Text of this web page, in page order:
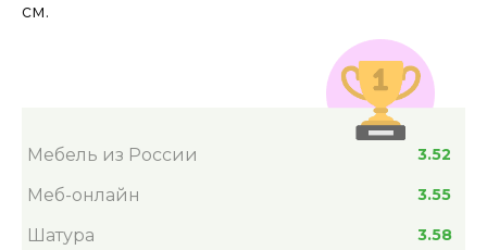
см.
Мебель из России 3.52
Меб-онлайн 3.55
Шатура 3.58